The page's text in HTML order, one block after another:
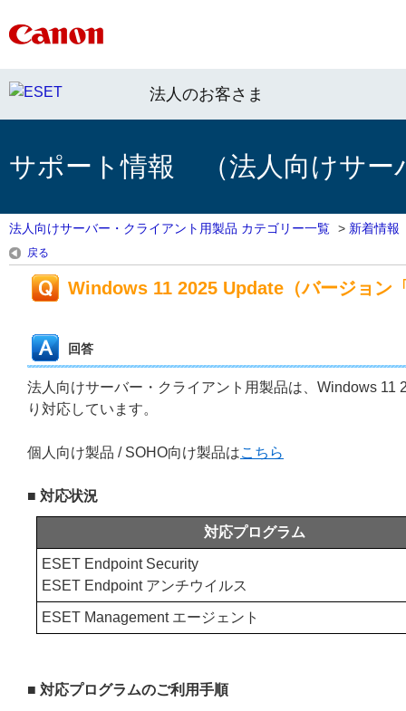
法人のお客さま
サポート情報 （法人向けサー
法人向けサーバー・クライアント用製品 カテゴリー一覧 > 新着情報
戻る
Windows 11 2025 Update（バージョン
回答
法人向けサーバー・クライアント用製品は、Windows
り対応しています。
個人向け製品 / SOHO向け製品はこちら
■ 対応状況
対応プログラム
ESET Endpoint Security
ESET Endpoint アンチウイルス
ESET Management エージェント
■ 対応プログラムのご利用手順